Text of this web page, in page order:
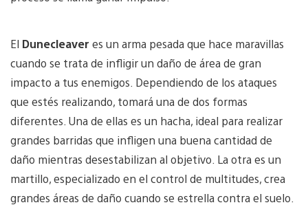
El Dunecleaver es un arma pesada que hace maravillas
cuando se trata de infligir un daño de área de gran
impacto a tus enemigos. Dependiendo de los ataques
que estés realizando, tomará una de dos formas
diferentes. Una de ellas es un hacha, ideal para realizar
grandes barridas que infligen una buena cantidad de
daño mientras desestabilizan al objetivo. La otra es un
martillo, especializado en el control de multitudes, crea
grandes áreas de daño cuando se estrella contra el suelo.